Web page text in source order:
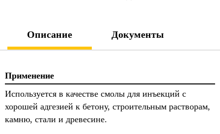
Описание Документы
Применение
Используется в качестве смолы для инъекций с
хорошей адгезией к бетону, строительным растворам,
камню, стали и древесине.